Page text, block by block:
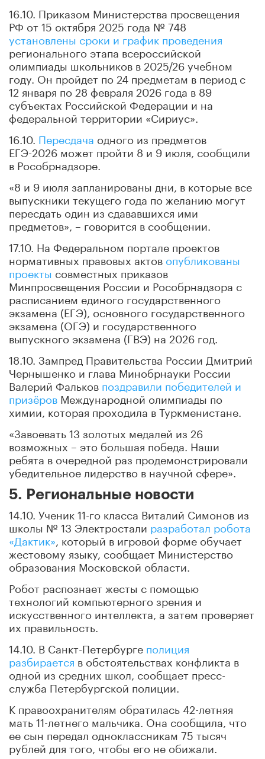
16.10. Приказом Министерства просвещения
РФ от 15 октября 2025 года № 748
установлены сроки и график проведения
регионального этапа всероссийской
олимпиады школьников в 2025/26 учебном
году. Он пройдет по 24 предметам в период с
12 января по 28 февраля 2026 года в 89
субъектах Российской Федерации и на
федеральной территории «Сириус».
16.10. Пересдача одного из предметов
ЕГЭ-2026 может пройти 8 и 9 июля, сообщили
в Рособрнадзоре.
«8 и 9 июля запланированы дни, в которые все
выпускники текущего года по желанию могут
пересдать один из сдававшихся ими
предметов», – говорится в сообщении.
17.10. На Федеральном портале проектов
нормативных правовых актов опубликованы
проекты совместных приказов
Минпросвещения России и Рособрнадзора с
расписанием единого государственного
экзамена (ЕГЭ), основного государственного
экзамена (ОГЭ) и государственного
выпускного экзамена (ГВЭ) на 2026 год.
18.10. Зампред Правительства России Дмитрий
Чернышенко и глава Минобрнауки России
Валерий Фальков поздравили победителей и
призёров Международной олимпиады по
химии, которая проходила в Туркменистане.
«Завоевать 13 золотых медалей из 26
возможных – это большая победа. Наши
ребята в очередной раз продемонстрировали
убедительное лидерство в научной сфере».
5. Региональные новости
14.10. Ученик 11-го класса Виталий Симонов из
школы № 13 Электростали разработал робота
«Дактик» , который в игровой форме обучает
жестовому языку, сообщает Министерство
образования Московской области.
Робот распознает жесты с помощью
технологий компьютерного зрения и
искусственного интеллекта, а затем проверяет
их правильность.
14.10. В Санкт-Петербурге полиция
разбирается в обстоятельствах конфликта в
одной из средних школ, сообщает пресс-
служба Петербургской полиции.
К правоохранителям обратилась 42-летняя
мать 11-летнего мальчика. Она сообщила, что
ее сын передал одноклассникам 75 тысяч
рублей для того, чтобы его не обижали.